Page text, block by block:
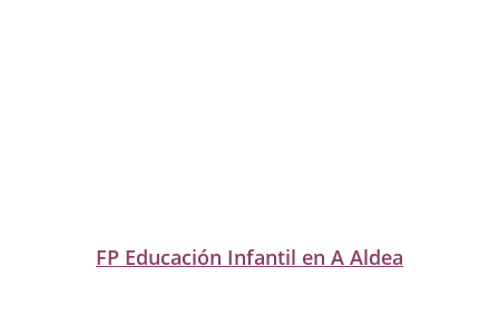
FP Educación Infantil en A Aldea